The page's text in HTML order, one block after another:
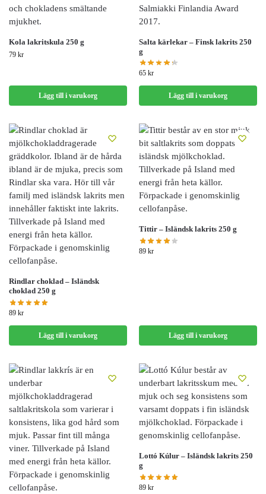
Kola lakritskula 250 g
79 kr
Lägg till i varukorg
Salta kärlekar – Finsk lakrits 250
g
65 kr
Lägg till i varukorg
Rindlar choklad – Isländsk
choklad 250 g
89 kr
Lägg till i varukorg
Tittir – Isländsk lakrits 250 g
89 kr
Lägg till i varukorg
Lottó Kúlur – Isländsk lakrits 250
g
89 kr